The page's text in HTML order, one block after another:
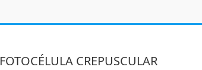
FOTOCÉLULA CREPUSCULAR